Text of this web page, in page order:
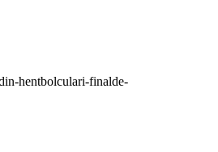
hentbolculari-finalde-